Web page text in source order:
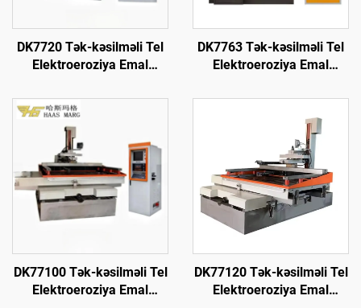
DK7720 Tək-kəsilməli Tel
Elektroeroziya Emal
DK7763 Tək-kəsilməli Tel
Elektroeroziya Emal
DK77100 Tək-kəsilməli Tel
Elektroeroziya Emal
DK77120 Tək-kəsilməli Tel
Elektroeroziya Emal